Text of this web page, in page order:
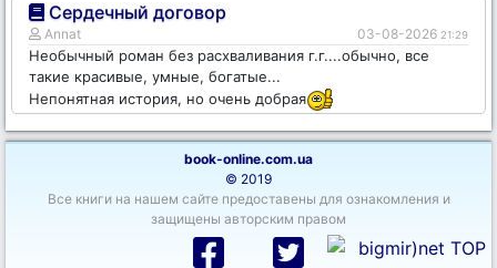
Сердечный договор
Annat 03-08-2026 21:29
Необычный роман без расхваливания г.г....обычно, все
такие красивые, умные, богатые...
Непонятная история, но очень добрая
book-online.com.ua
© 2019
Все книги на нашем сайте предоставены для ознакомления и
защищены авторским правом